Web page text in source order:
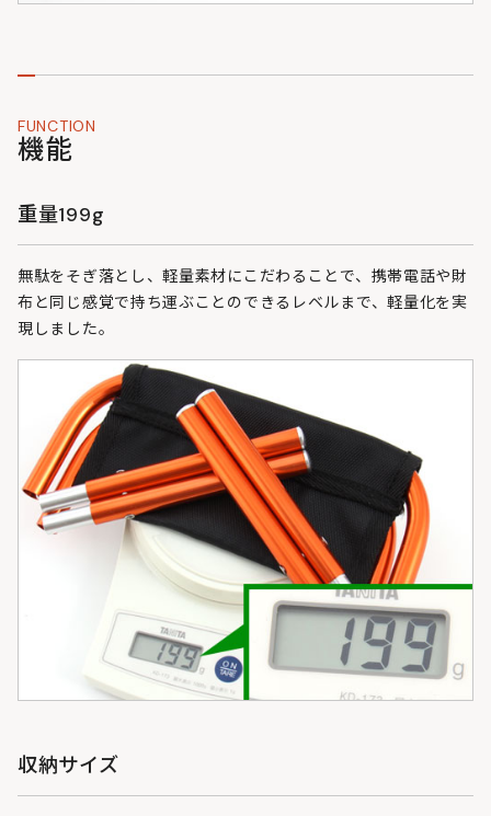
FUNCTION
機能
重量199g
無駄をそぎ落とし、軽量素材にこだわることで、携帯電話や財
布と同じ感覚で持ち運ぶことのできるレベルまで、軽量化を実
現しました。
収納サイズ